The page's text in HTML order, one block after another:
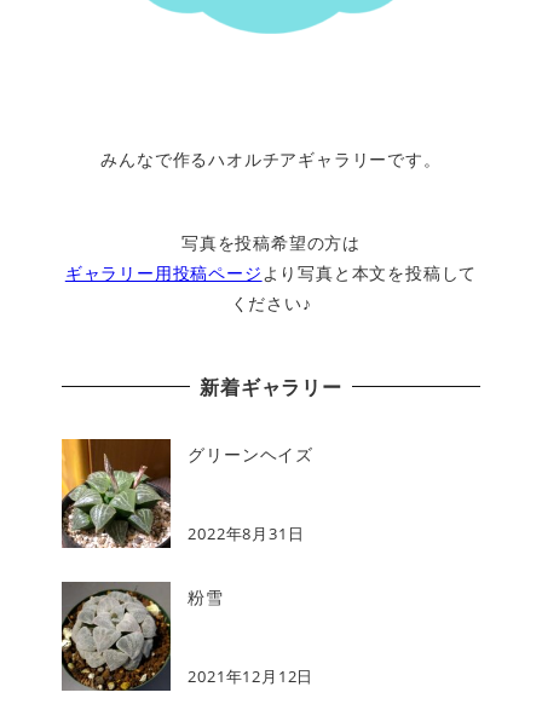
みんなで作るハオルチアギャラリーです。
写真を投稿希望の方は
ギャラリー用投稿ページ より写真と本文を投稿して
ください♪
新着ギャラリー
グリーンヘイズ
2022年8月31日
粉雪
2021年12月12日